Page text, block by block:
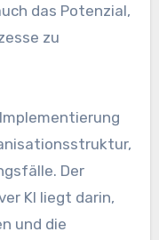
das Potenzial,
zu
Der
KI liegt darin,
und die